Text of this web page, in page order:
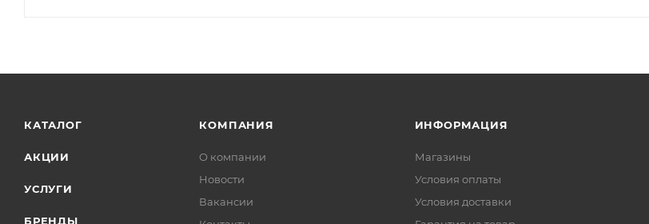
КАТАЛОГ
АКЦИИ
УСЛУГИ
БРЕНДЫ
КОМПАНИЯ
О компании
Новости
Вакансии
ИНФОРМАЦИЯ
Магазины
Условия оплаты
Условия доставки